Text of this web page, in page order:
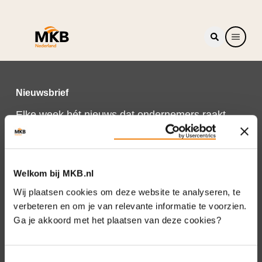
Welkom bij MKB.nl
Wij plaatsen cookies om deze website te analyseren, te
verbeteren en om je van relevante informatie te voorzien.
Ga je akkoord met het plaatsen van deze cookies?
Nieuwsbrief
Elke week hét nieuws dat ondernemers raakt.
Schrijf je nu in voor de MKB-Nederland
nieuwsbrief.
Schrijf je in
Direct naar
Over ons